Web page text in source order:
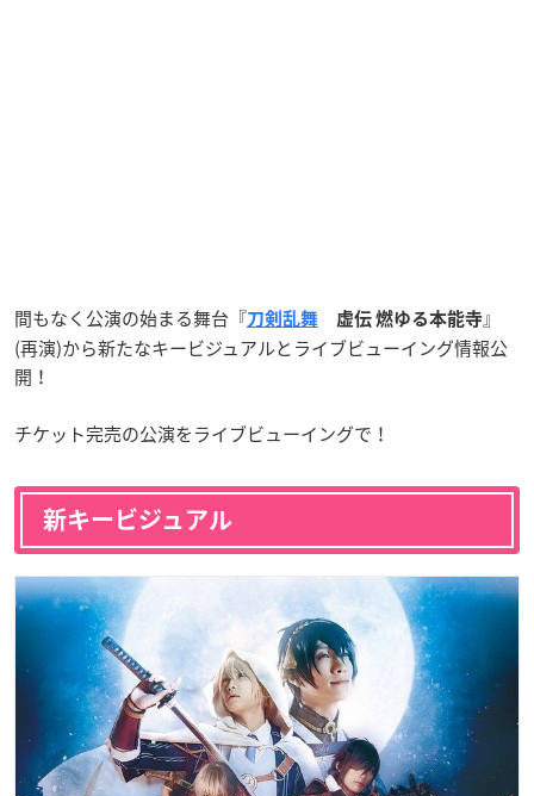
間もなく公演の始まる舞台『刀剣乱舞 虚伝 燃ゆる本能寺』
(再演)から新たなキービジュアルとライブビューイング情報公
開！
チケット完売の公演をライブビューイングで！
新キービジュアル